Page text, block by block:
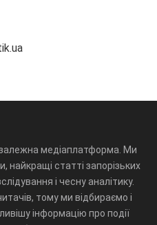
медіаплатформа. Ми
найкращі статті запорізьких
і чесну аналітику.
тому ми відбираємо і
інформацію про події